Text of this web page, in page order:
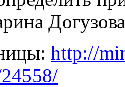
http://